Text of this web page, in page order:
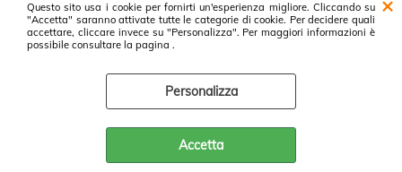
Questo sito usa i cookie per fornirti un'esperienza migliore. Cliccando su
"Accetta" saranno attivate tutte le categorie di cookie. Per decidere quali
accettare, cliccare invece su "Personalizza". Per maggiori informazioni è
possibile consultare la pagina .
Personalizza
Accetta